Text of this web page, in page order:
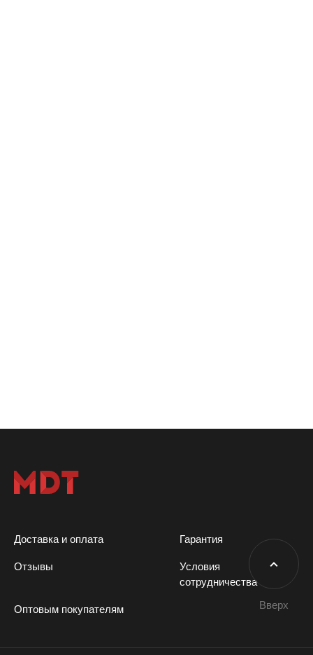
Доставка и оплата Гарантия
Отзывы
Условия
сотрудничества
Оптовым покупателям Вверх